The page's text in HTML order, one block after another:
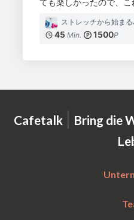
ても楽しかったので、こ
ストレッチから始ま
45 Min. 1500P
Cafetalk | Bring die